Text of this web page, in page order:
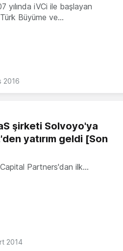
yılında iVCi ile başlayan
Türk Büyüme ve…
2016
şirketi Solvoyo'ya
yatırım geldi [Son
Capital Partners'dan ilk…
2014